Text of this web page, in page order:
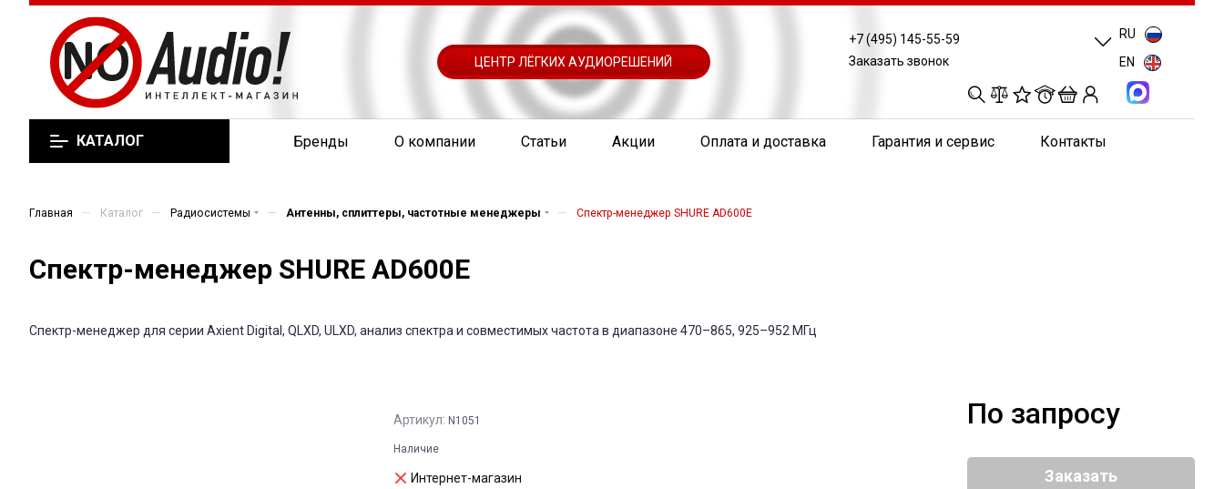
ЦЕНТР ЛЁГКИХ АУДИОРЕШЕНИЙ
+7 (495) 145-55-59
Заказать звонок
0
RU
EN
КАТАЛОГ Бренды О компании Статьи Акции Оплата и доставка Гарантия и сервис Контакты
Главная — Каталог — Радиосистемы — Антенны, сплиттеры, частотные менеджеры — Спектр-менеджер SHURE AD600E
Спектр-менеджер SHURE AD600E
Спектр-менеджер для серии Axient Digital, QLXD, ULXD, анализ спектра и совместимых частота в диапазоне 470–865, 925–952 МГц
Артикул: N1051
Наличие
Интернет-магазин
По запросу
Заказать